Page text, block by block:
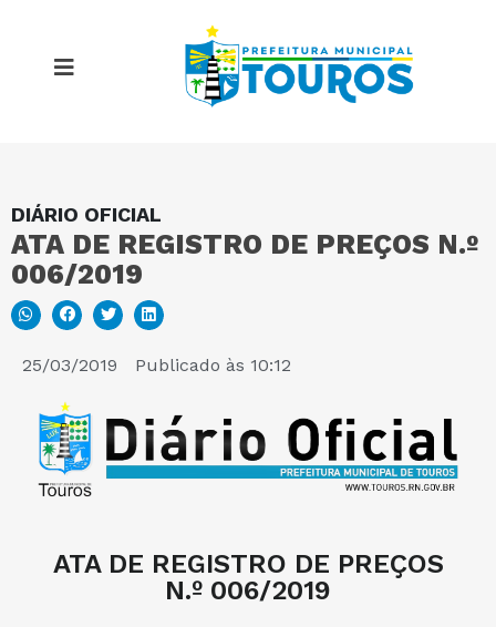
DIÁRIO OFICIAL
ATA DE REGISTRO DE PREÇOS N.º
006/2019
25/03/2019 Publicado às 10:12
ATA DE REGISTRO DE PREÇOS
N.º 006/2019
MAPA DO SITE
PORTAL DA TRANSPARÊNCIA
E-SIC
PERGUNTAS FREQUENTES